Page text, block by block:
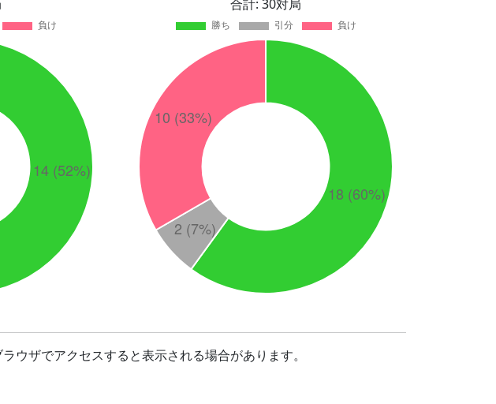
合計: 30対局
ザでアクセスすると表示される場合があります。